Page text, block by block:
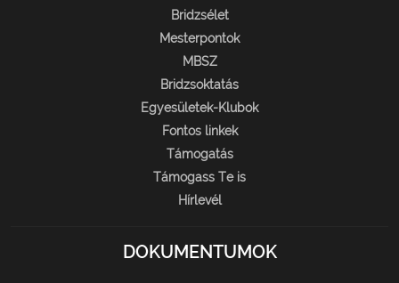
Bridzsélet
Mesterpontok
MBSZ
Bridzsoktatás
Egyesületek-Klubok
Fontos linkek
Támogatás
Támogass Te is
Hírlevél
DOKUMENTUMOK